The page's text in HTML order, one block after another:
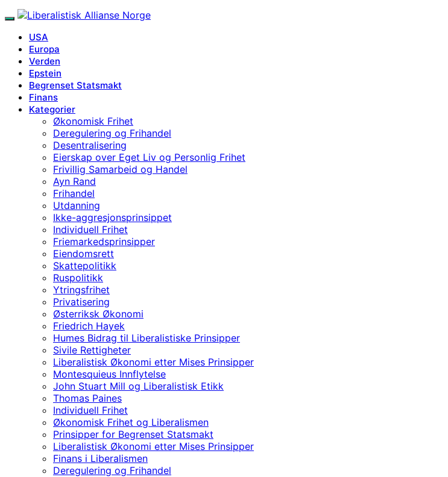
USA
Europa
Verden
Epstein
Begrenset Statsmakt
Finans
Kategorier
Økonomisk Frihet
Deregulering og Frihandel
Desentralisering
Eierskap over Eget Liv og Personlig Frihet
Frivillig Samarbeid og Handel
Ayn Rand
Frihandel
Utdanning
Ikke-aggresjonsprinsippet
Individuell Frihet
Friemarkedsprinsipper
Eiendomsrett
Skattepolitikk
Ruspolitikk
Ytringsfrihet
Privatisering
Østerriksk Økonomi
Friedrich Hayek
Humes Bidrag til Liberalistiske Prinsipper
Sivile Rettigheter
Liberalistisk Økonomi etter Mises Prinsipper
Montesquieus Innflytelse
John Stuart Mill og Liberalistisk Etikk
Thomas Paines
Individuell Frihet
Økonomisk Frihet og Liberalismen
Prinsipper for Begrenset Statsmakt
Liberalistisk Økonomi etter Mises Prinsipper
Finans i Liberalismen
Deregulering og Frihandel